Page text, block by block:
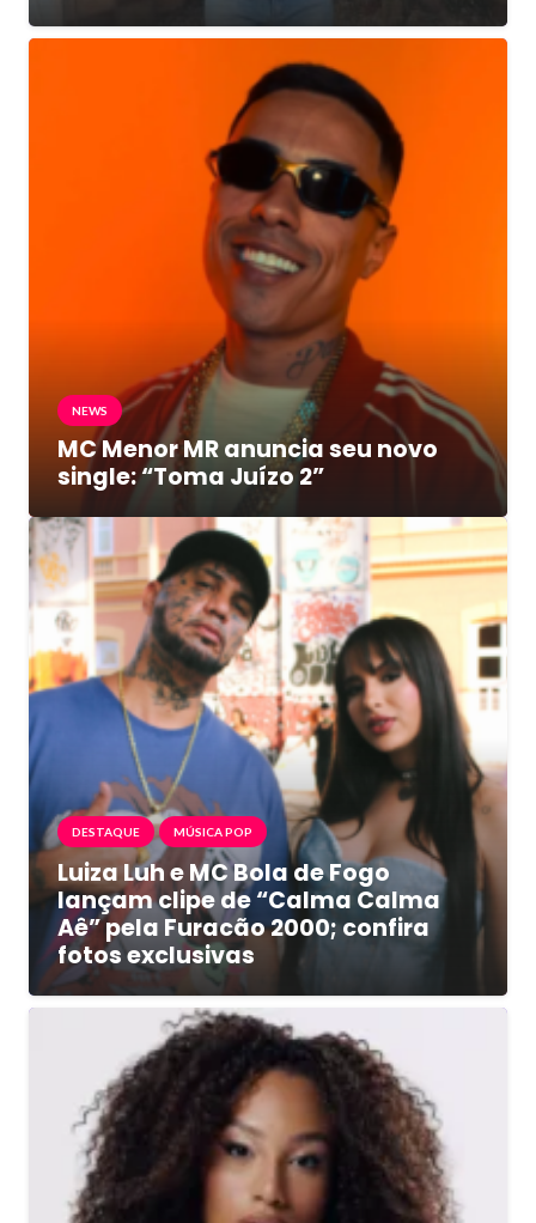
NEWS
MC Menor MR anuncia seu novo
single: “Toma Juízo 2”
DESTAQUE MÚSICA POP
Luiza Luh e MC Bola de Fogo
lançam clipe de “Calma Calma
Aê” pela Furacão 2000; confira
fotos exclusivas